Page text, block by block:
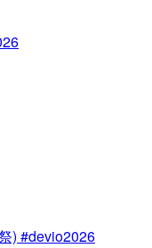
) #devio2026